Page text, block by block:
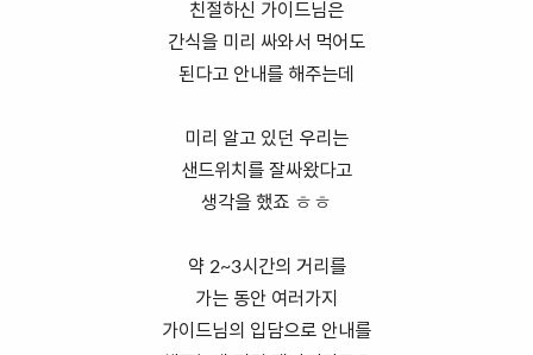
친절하신 가이드님은
간식을 미리 싸와서 먹어도
된다고 안내를 해주는데
미리 알고 있던 우리는
샌드위치를 잘싸왔다고
생각을 했죠 ㅎㅎ
약 2~3시간의 거리를
가는 동안 여러가지
가이드님의 입담으로 안내를